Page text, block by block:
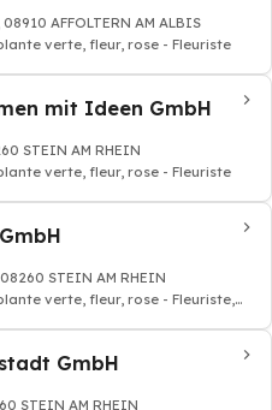
AFFOLTERN AM ALBIS
verte, fleur, rose - Fleuriste
mit Ideen GmbH
STEIN AM RHEIN
verte, fleur, rose - Fleuriste
STEIN AM RHEIN
verte, fleur, rose - Fleuriste,
GmbH
STEIN AM RHEIN